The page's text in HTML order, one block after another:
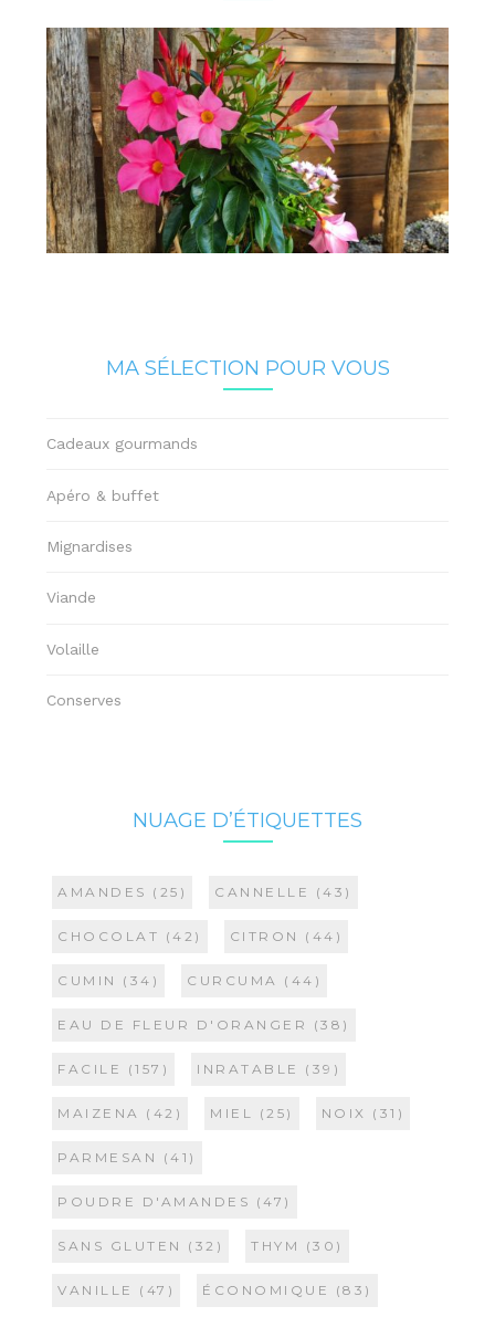
MA SÉLECTION POUR VOUS
Cadeaux gourmands
Apéro & buffet
Mignardises
Viande
Volaille
Conserves
NUAGE D’ÉTIQUETTES
AMANDES (25) CANNELLE (43)
CHOCOLAT (42) CITRON (44)
CUMIN (34) CURCUMA (44)
EAU DE FLEUR D'ORANGER (38)
FACILE (157) INRATABLE (39)
MAIZENA (42) MIEL (25) NOIX (31)
PARMESAN (41)
POUDRE D'AMANDES (47)
SANS GLUTEN (32) THYM (30)
VANILLE (47) ÉCONOMIQUE (83)